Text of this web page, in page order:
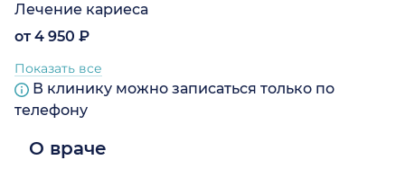
Лечение кариеса
от 4 950 ₽
Показать все
В клинику можно записаться только по
телефону
О враче